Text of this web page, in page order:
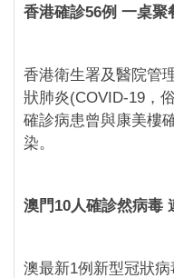
香港確診56例 一桌聚
香港衛生署及醫院管
狀肺炎(COVID-19，
確診病患曾與康美樓
染。
澳門10人確診然病毒
澳最新1例新型冠狀